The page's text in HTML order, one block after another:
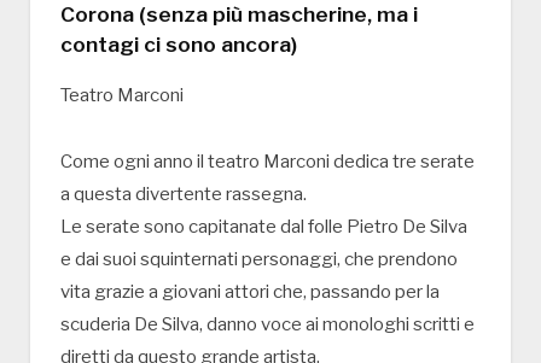
Corona (senza più mascherine, ma i
contagi ci sono ancora)
Teatro Marconi
Come ogni anno il teatro Marconi dedica tre serate
a questa divertente rassegna.
Le serate sono capitanate dal folle Pietro De Silva
e dai suoi squinternati personaggi, che prendono
vita grazie a giovani attori che, passando per la
scuderia De Silva, danno voce ai monologhi scritti e
diretti da questo grande artista.